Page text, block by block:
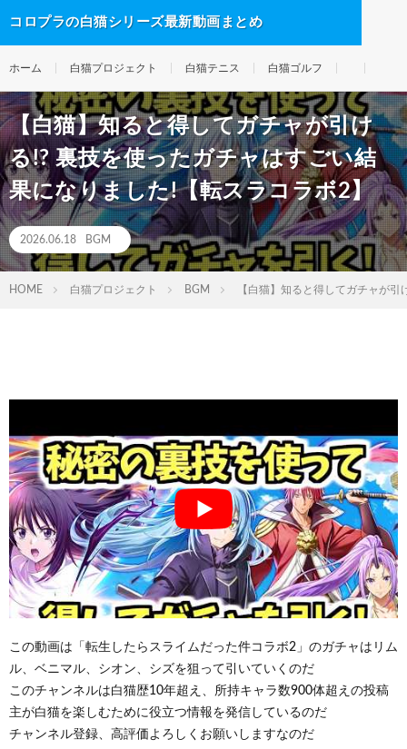
コロプラの白猫シリーズ最新動画まとめ
ホーム 白猫プロジェクト 白猫テニス 白猫ゴルフ
【白猫】知ると得してガチャが引け
る!? 裏技を使ったガチャはすごい結
果になりました!【転スラコラボ2】
2026.06.18 BGM
HOME 白猫プロジェクト BGM 【白猫】知ると得してガチャが
この動画は「転生したらスライムだった件コラボ2」のガチャはリム
ル、ベニマル、シオン、シズを狙って引いていくのだ
このチャンネルは白猫歴10年超え、所持キャラ数900体超えの投稿
主が白猫を楽しむために役立つ情報を発信しているのだ
チャンネル登録、高評価よろしくお願いしますなのだ